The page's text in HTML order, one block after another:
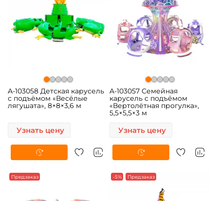
A-103058 Детская карусель
с подъёмом «Весёлые
лягушата», 8×8×3,6 м
Узнать цену
A-103057 Семейная
карусель с подъёмом
«Вертолётная прогулка»,
5,5×5,5×3 м
Узнать цену
Предзаказ -5% Предзаказ